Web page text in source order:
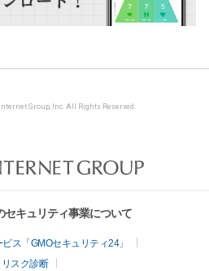
Group, Inc. All Rights Reserved.
キュリティ事業について
ス「GMOセキュリティ24」
スク診断